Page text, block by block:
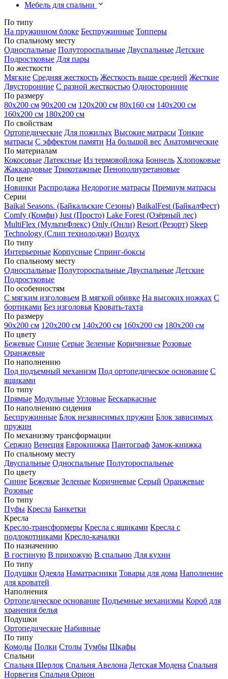
Мебель для спальни
По типу
На пружинном блоке Беспружинные Топперы
По спальному месту
Односпальные Полутороспальные Двуспальные Детские
Подростковые Для пары
По жесткости
Мягкие Средняя жесткость Жесткость выше средней Жесткие
Двусторонние С разной жесткостью Односторонние
По размеру
80х200 см 90х200 см 120х200 см 80х160 см 140х200 см
160х200 см 180х200 см
По свойствам
Ортопедические Для пожилых Высокие матрасы Тонкие
матрасы С эффектом памяти На большой вес Анатомические
По материалам
Кокосовые Латексные Из термовойлока Боннель Хлопоковые
Жаккардовые Трикотажные Пенополиуретановые
По цене
Новинки Распродажа Недорогие матрасы Премиум матрасы
Серии
Baikal Seasons. (Байкальские Сезоны) BaikalFest (БайкалФест)
Comfy (Комфи) Just (Просто) Lake Forest (Озёрный лес)
MultiFlex (МультиФлекс) Only (Онли) Resort (Резорт) Sleep
Technology (Слип технолоджи) Воздух
По типу
Интерьерные Корпусные Спринг-боксы
По спальному месту
Односпальные Полутороспальные Двуспальные Детские
Подростковые
По особенностям
С мягким изголовьем В мягкой обивке На высоких ножках С
бортиками Без изголовья Кровать-тахта
По размеру
90х200 см 120х200 см 140х200 см 160х200 см 180х200 см
По цвету
Бежевые Синие Серые Зеленые Коричневые Розовые
Оранжевые
По наполнению
Под подъемный механизм Под ортопедическое основание С
ящиками
По типу
Прямые Модульные Угловые Бескаркасные
По наполнению сидения
Беспружинные Блок независимых пружин Блок зависимых
пружин
По механизму трансформации
Сержио Венеция Еврокнижка Пантограф Замок-книжка
По спальному месту
Двуспальные Односпальные Полутороспальные
По цвету
Синие Бежевые Зеленые Коричневые Серый Оранжевые
Розовые
По типу
Пуфы Кресла Банкетки
Кресла
Кресло-трансформеры Кресла с ящиками Кресла с
подлокотниками Кресло-качалки
По назначению
В гостиную В прихожую В спальню Для кухни
По типу
Подушки Одеяла Наматрасники Товары для дома Наполнение
для кроватей
Наполнения
Ортопедическое основание Подъемные механизмы Короб для
хранения белья
Подушки
Ортопедические Набивные
По типу
Комоды Полки Столы Тумбы Шкафы
Спальни
Спальня Шерлок Спальня Авелона Детская Модена Спальня
Норвегия Спальня Орион